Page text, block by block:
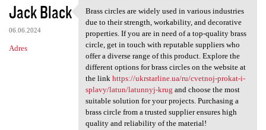
Jack Black
06.06.2024
Adres
Brass circles are widely used
Brass circles are widely used in various industries
due to their strength, workability, and decorative
properties. If you are in need of a top-quality brass
circle, get in touch with reputable suppliers who
offer a diverse range of this product. Explore the
different options for brass circles on the website at
the link https://ukrstarline.ua/ru/cvetnoj-prokat-i-
splavy/latun/latunnyj-krug and choose the most
suitable solution for your projects. Purchasing a
brass circle from a trusted supplier ensures high
quality and reliability of the material!